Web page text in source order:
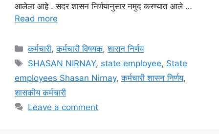
आलेला आहे . सदर शासन निर्णयानुसार नमुद करण्यात आले …
Read more
Categories
कर्मचारी,कर्मचारी विषयक,शासन निर्णय
Tags
SHASAN NIRNAY, state employee, State
employees Shasan Nirnay,कर्मचारी शासन निर्णय,
शासकीय कर्मचारी
Leave a comment